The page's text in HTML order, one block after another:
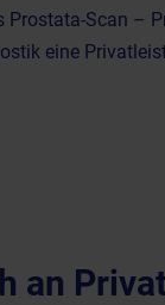
Prostata-Scan –
eine
an